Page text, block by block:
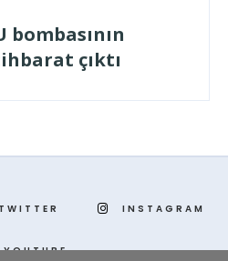
bombasının
çıktı
TWITTER INSTAGRAM
YOUTUBE